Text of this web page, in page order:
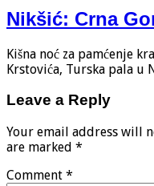
Nikšić: Crna
Kišna noć za pamćenje
Krstovića, Turska pala u
Leave a Reply
Your email address will
are marked *
Comment *